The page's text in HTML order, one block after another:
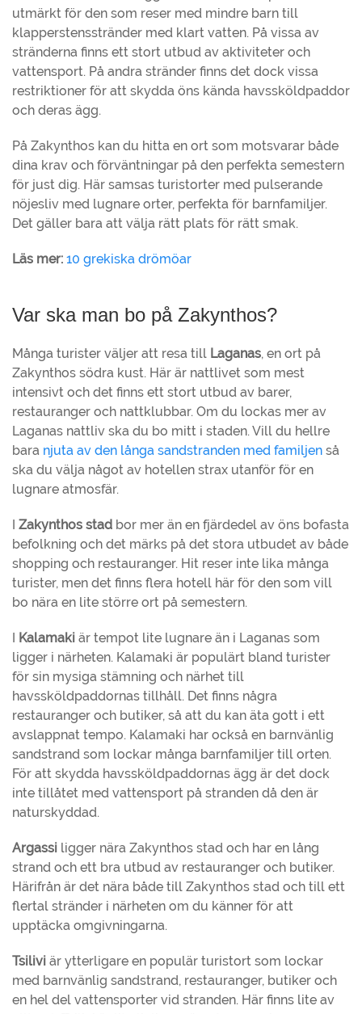
utmärkt för den som reser med mindre barn till
klapperstensstränder med klart vatten. På vissa av
stränderna finns ett stort utbud av aktiviteter och
vattensport. På andra stränder finns det dock vissa
restriktioner för att skydda öns kända havssköldpaddor
och deras ägg.
På Zakynthos kan du hitta en ort som motsvarar både
dina krav och förväntningar på den perfekta semestern
för just dig. Här samsas turistorter med pulserande
nöjesliv med lugnare orter, perfekta för barnfamiljer.
Det gäller bara att välja rätt plats för rätt smak.
Läs mer: 10 grekiska drömöar
Var ska man bo på Zakynthos?
Många turister väljer att resa till Laganas, en ort på
Zakynthos södra kust. Här är nattlivet som mest
intensivt och det finns ett stort utbud av barer,
restauranger och nattklubbar. Om du lockas mer av
Laganas nattliv ska du bo mitt i staden. Vill du hellre
bara njuta av den långa sandstranden med familjen så
ska du välja något av hotellen strax utanför för en
lugnare atmosfär.
I Zakynthos stad bor mer än en fjärdedel av öns bofasta
befolkning och det märks på det stora utbudet av både
shopping och restauranger. Hit reser inte lika många
turister, men det finns flera hotell här för den som vill
bo nära en lite större ort på semestern.
I Kalamaki är tempot lite lugnare än i Laganas som
ligger i närheten. Kalamaki är populärt bland turister
för sin mysiga stämning och närhet till
havssköldpaddornas tillhåll. Det finns några
restauranger och butiker, så att du kan äta gott i ett
avslappnat tempo. Kalamaki har också en barnvänlig
sandstrand som lockar många barnfamiljer till orten.
För att skydda havssköldpaddornas ägg är det dock
inte tillåtet med vattensport på stranden då den är
naturskyddad.
Argassi ligger nära Zakynthos stad och har en lång
strand och ett bra utbud av restauranger och butiker.
Härifrån är det nära både till Zakynthos stad och till ett
flertal stränder i närheten om du känner för att
upptäcka omgivningarna.
Tsilivi är ytterligare en populär turistort som lockar
med barnvänlig sandstrand, restauranger, butiker och
en hel del vattensporter vid stranden. Här finns lite av